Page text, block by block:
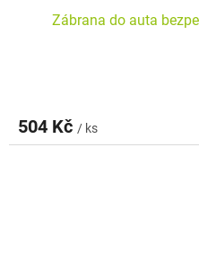
Zábrana do auta
je
5,0
504 Kč / ks